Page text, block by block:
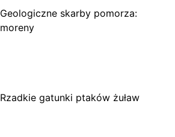
Geologiczne skarby pomorza:
moreny
Rzadkie gatunki ptaków żuław